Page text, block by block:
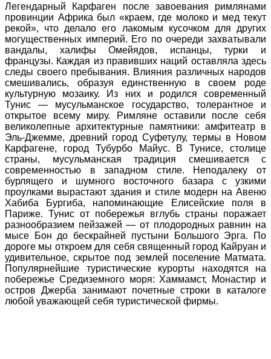
Легендарный Карфаген после завоевания римлянами
провинции Африка был «краем, где молоко и мед текут
рекой», что делало его лакомым кусочком для других
могущественных империй. Его по очереди захватывали
вандалы, халифы Омейядов, испанцы, турки и
французы. Каждая из правивших наций оставляла здесь
следы своего пребывания. Влияния различных народов
смешивались, образуя единственную в своем роде
культурную мозаику. Из них и родился современный
Тунис — мусульманское государство, толерантное и
открытое всему миру. Римляне оставили после себя
великолепные архитектурные памятники: амфитеатр в
Эль-Джемме, древний город Суфетулу, термы в Новом
Карфагене, город Тубурбо Майус. В Тунисе, столице
страны, мусульманская традиция смешивается с
современностью в западном стиле. Неподалеку от
бурлящего и шумного восточного базара с узкими
проулками вырастают здания и стиле модерн на Авеню
Хабиба Бургиба, напоминающие Елисейские поля в
Париже. Тунис от побережья вглубь страны поражает
разнообразием пейзажей — от плодородных равнин на
мысе Бон до бескрайней пустыни Большого Эрга. По
дороге мы откроем для себя священный город Кайруан и
удивительное, скрытое под землей поселение Матмата.
Популярнейшие туристические курорты находятся на
побережье Средиземного моря: Хаммамст, Монастир и
остров Джерба занимают почетные строки в каталоге
любой уважающей себя туристической фирмы.